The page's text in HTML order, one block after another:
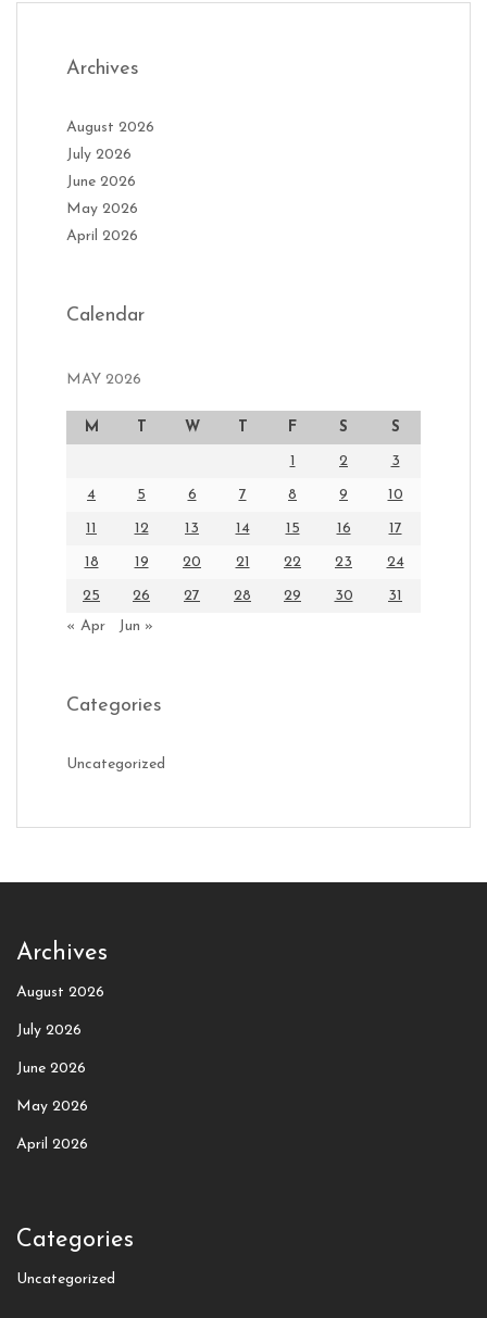
Archives
August 2026
July 2026
June 2026
May 2026
April 2026
Calendar
MAY 2026
M W F S S
1 2 3
4 5 6 7 8 9 10
11 12 13 14 15 16 17
18 19 20 21 22 23 24
25 26 27 28 29 30
31
« Apr
Jun »
Categories
Uncategorized
Archives
August 2026
July 2026
June 2026
May 2026
April 2026
Categories
Uncategorized